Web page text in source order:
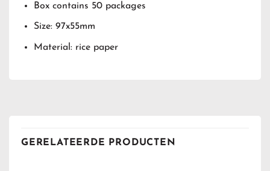
Box contains 50 packages
Size: 97x55mm
Material: rice paper
GERELATEERDE PRODUCTEN